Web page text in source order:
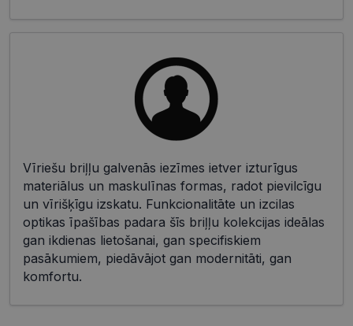
Vīriešu briļļu galvenās iezīmes ietver izturīgus
materiālus un maskulīnas formas, radot pievilcīgu
un vīrišķīgu izskatu. Funkcionalitāte un izcilas
optikas īpašības padara šīs briļļu kolekcijas ideālas
gan ikdienas lietošanai, gan specifiskiem
pasākumiem, piedāvājot gan modernitāti, gan
komfortu.